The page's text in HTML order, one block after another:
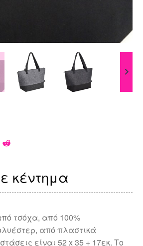
κέντημα
τσόχα, από 100%
από πλαστικά
είναι 52 x 35 + 17εκ. Το